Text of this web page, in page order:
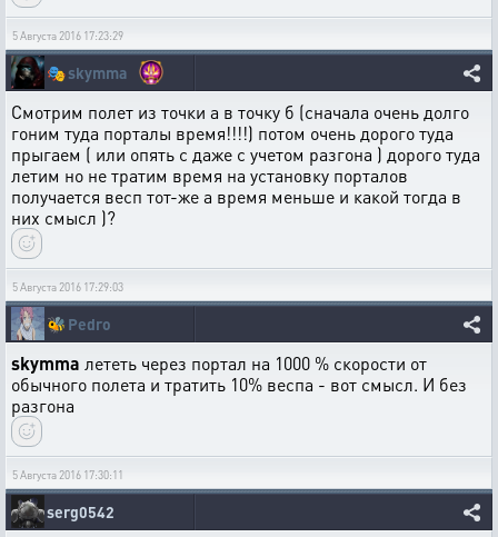
5 Августа 2016 17:23:29
🎭skymma
Смотрим полет из точки а в точку б (сначала очень долго
гоним туда порталы время!!!!) потом очень дорого туда
прыгаем ( или опять с даже с учетом разгона ) дорого туда
летим но не тратим время на установку порталов
получается весп тот-же а время меньше и какой тогда в
них смысл )?
5 Августа 2016 17:29:03
🐝 Pedro
skymma лететь через портал на 1000 % скорости от
обычного полета и тратить 10% веспа - вот смысл. И без
разгона
5 Августа 2016 17:30:11
serg0542